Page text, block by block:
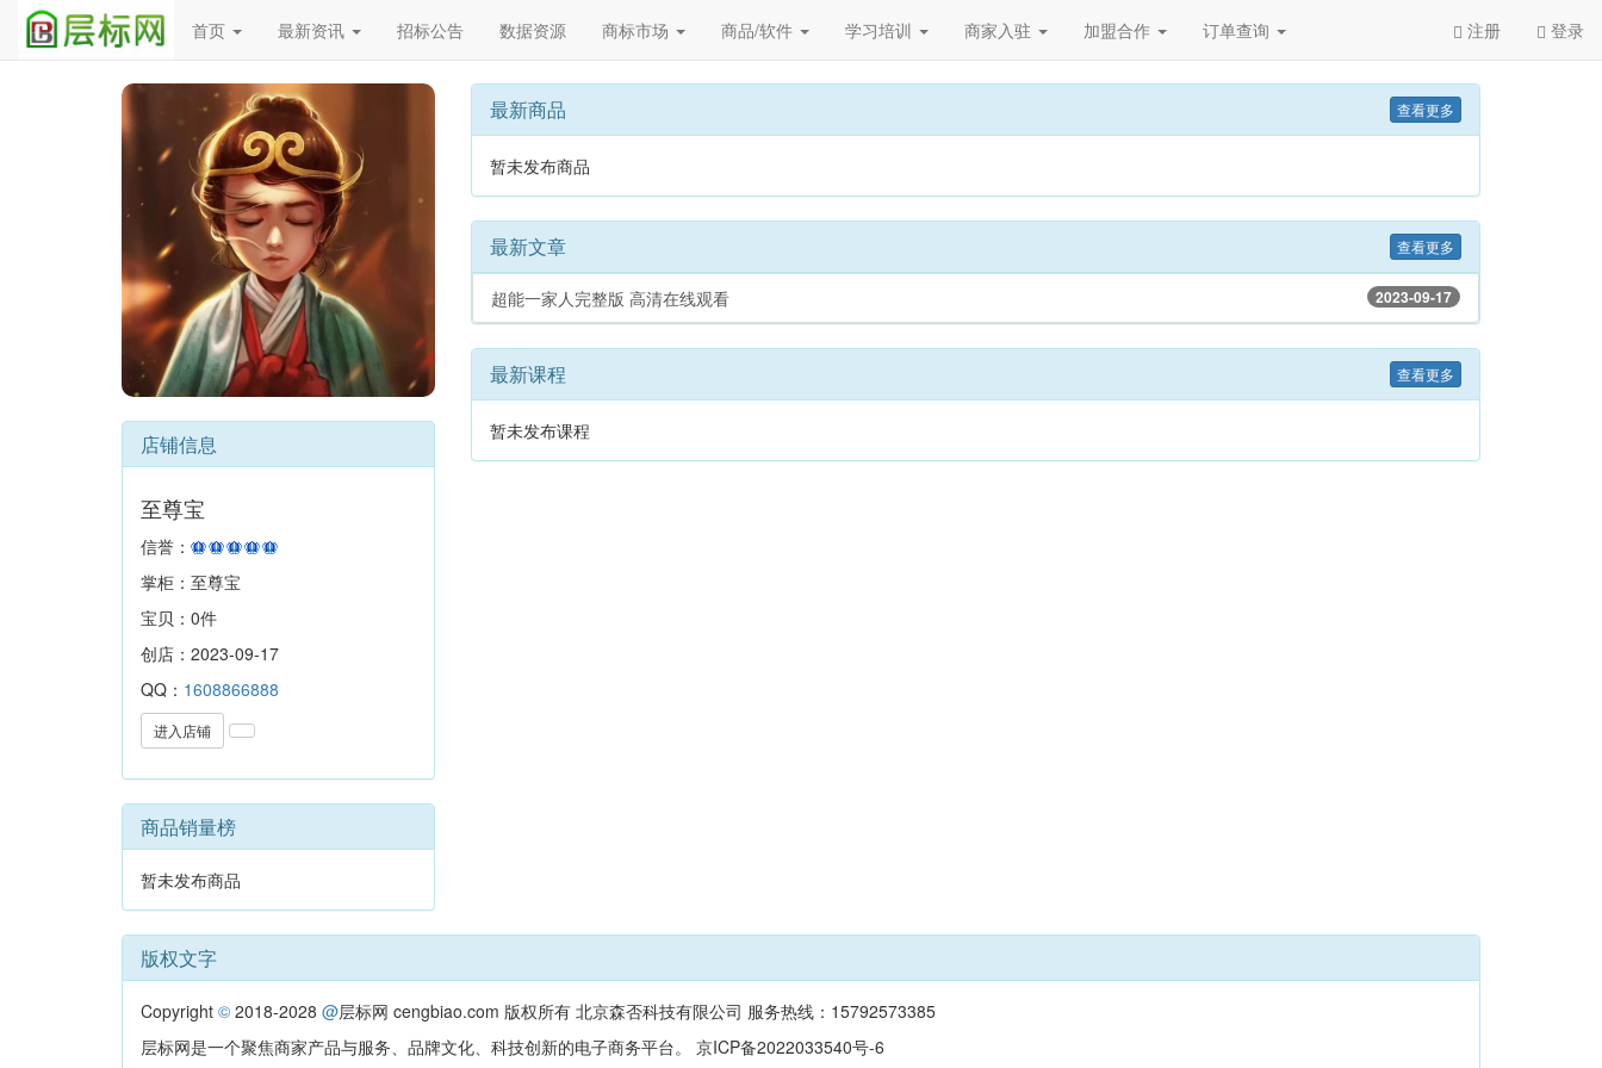
注册 登录
首页 最新资讯 招标公告 数据资源 商标市场 商品/软件 学习培训 商家入驻 加盟合作 订单查询
Previous
店铺信息
至尊宝
信誉：
掌柜：至尊宝
宝贝：0件
创店：2023-09-17
QQ： 1608866888
进入店铺
商品销量榜
暂未发布商品
最新商品 查看更多
暂未发布商品
最新文章 查看更多
2023-09-17
超能一家人完整版 高清在线观看
最新课程 查看更多
暂未发布课程
版权文字
Copyright © 2018-2028 @层标网 cengbiao.com 版权所有 北京森否科技有限公司 服务热线：15792573385
层标网是一个聚焦商家产品与服务、品牌文化、科技创新的电子商务平台。 京ICP备2022033540号-6